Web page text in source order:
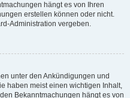
hängt es von Ihren
erstellen können oder nicht.
Administration vergeben.
unter den Ankündigungen und
haben meist einen wichtigen Inhalt,
Bekanntmachungen hängt es von